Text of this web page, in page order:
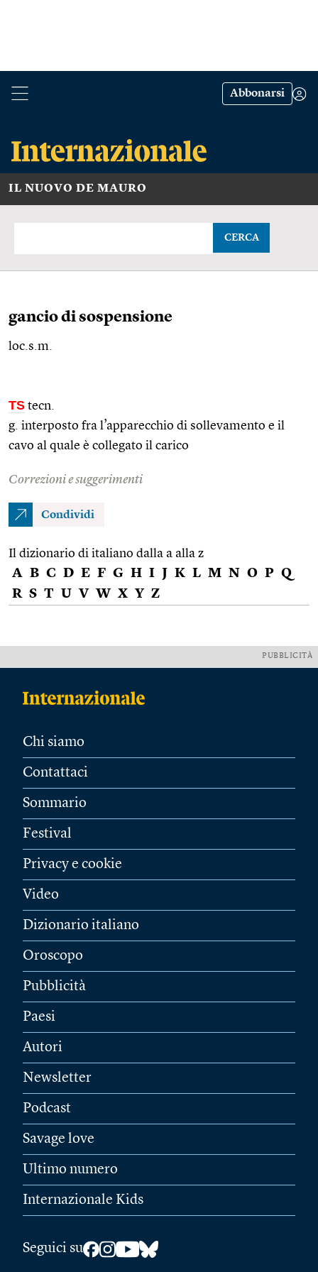
Abbonarsi
IL NUOVO DE MAURO
CERCA
gancio di sospensione
loc.s.m.
TS tecn.
g. interposto fra l’apparecchio di sollevamento e il
cavo al quale è collegato il carico
Correzioni e suggerimenti
Condividi
Il dizionario di italiano dalla a alla z
A B C D E F G H I J K L M N O P Q
R S T U V W X Y Z
PUBBLICITÀ
Chi siamo
Contattaci
Sommario
Festival
Privacy e cookie
Video
Dizionario italiano
Oroscopo
Pubblicità
Paesi
Autori
Newsletter
Podcast
Savage love
Ultimo numero
Internazionale Kids
Seguici su